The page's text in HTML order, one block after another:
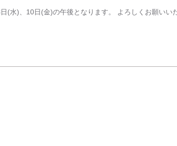
(水)、10日(金)の午後となります。 よろしくお願いい